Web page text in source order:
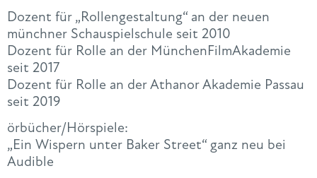
Dozent für „Rollengestaltung“ an der neuen
münchner Schauspielschule seit 2010
Dozent für Rolle an der MünchenFilmAkademie
seit 2017
Dozent für Rolle an der Athanor Akademie Passau
seit 2019
örbücher/Hörspiele:
„Ein Wispern unter Baker Street“ ganz neu bei
Audible